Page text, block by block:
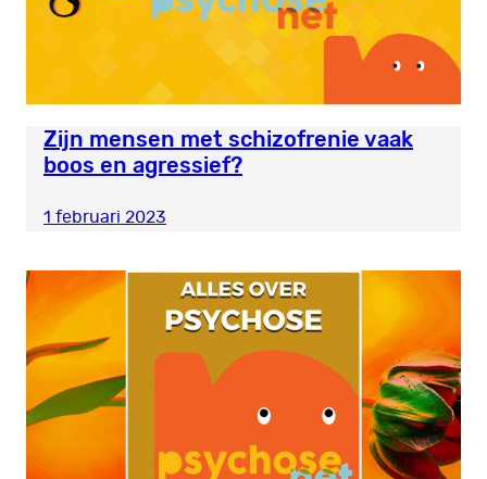
Zijn mensen met schizofrenie vaak
boos en agressief?
1 februari 2023